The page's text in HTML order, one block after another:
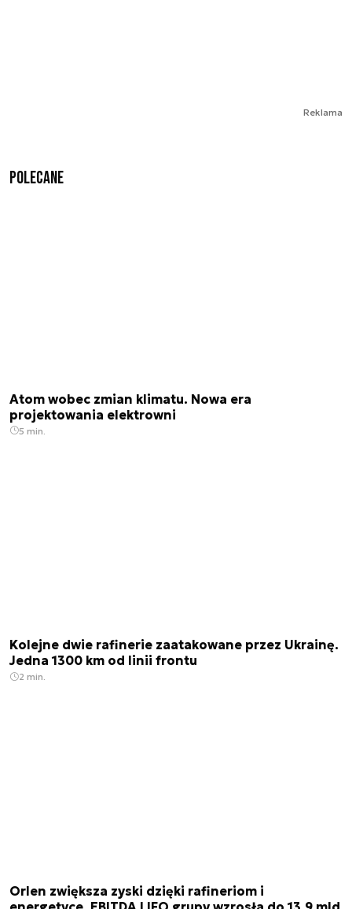
Reklama
Polecane
Atom wobec zmian klimatu. Nowa era
projektowania elektrowni
5 min.
Kolejne dwie rafinerie zaatakowane przez Ukrainę.
Jedna 1300 km od linii frontu
2 min.
Orlen zwiększa zyski dzięki rafineriom i